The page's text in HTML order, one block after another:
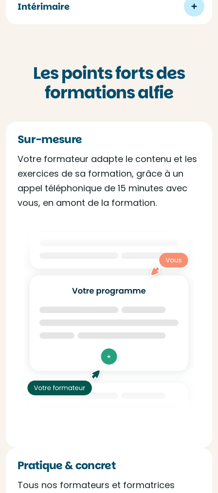
Intérimaire
Les points forts des
formations alfie
Sur-mesure
Votre formateur adapte le contenu et les
exercices de sa formation, grâce à un
appel téléphonique de 15 minutes avec
vous, en amont de la formation.
Pratique & concret
Tous nos formateurs et formatrices